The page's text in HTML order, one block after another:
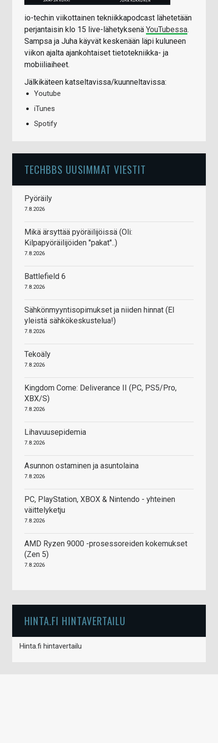
io-techin viikottainen tekniikkapodcast lähetetään
perjantaisin klo 15 live-lähetyksenä YouTubessa.
Sampsa ja Juha käyvät keskenään läpi kuluneen
viikon ajalta ajankohtaiset tietotekniikka- ja
mobiiliaiheet.
Jälkikäteen katseltavissa/kuunneltavissa:
Youtube
iTunes
Spotify
TECHBBS UUSIMMAT VIESTIT
Pyöräily
7.8.2026
Mikä ärsyttää pyöräilijöissä (Oli:
Kilpapyöräilijöiden "pakat"..)
7.8.2026
Battlefield 6
7.8.2026
Sähkönmyyntisopimukset ja niiden hinnat (EI
yleistä sähkökeskustelua!)
7.8.2026
Tekoäly
7.8.2026
Kingdom Come: Deliverance II (PC, PS5/Pro,
XBX/S)
7.8.2026
Lihavuusepidemia
7.8.2026
Asunnon ostaminen ja asuntolaina
7.8.2026
PC, PlayStation, XBOX & Nintendo - yhteinen
väittelyketju
7.8.2026
AMD Ryzen 9000 -prosessoreiden kokemukset
(Zen 5)
7.8.2026
HINTA.FI HINTAVERTAILU
Hinta.fi hintavertailu